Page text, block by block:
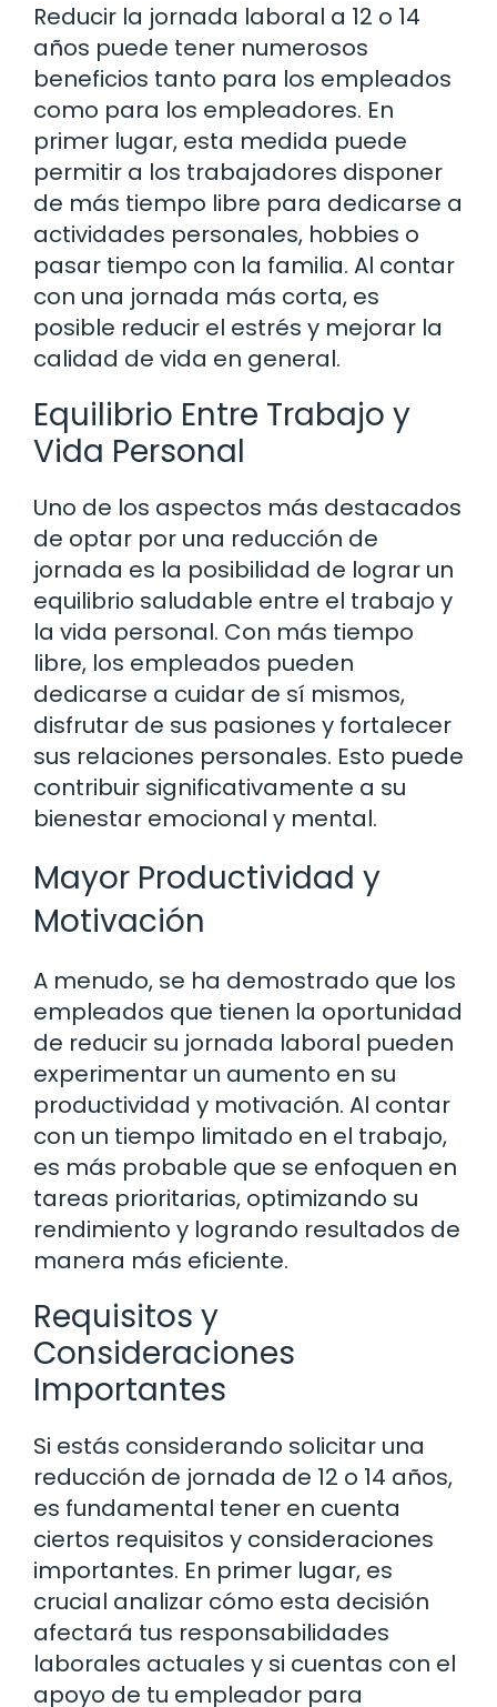
Reducir la jornada laboral a 12 o 14
años puede tener numerosos
beneficios tanto para los empleados
como para los empleadores. En
primer lugar, esta medida puede
permitir a los trabajadores disponer
de más tiempo libre para dedicarse a
actividades personales, hobbies o
pasar tiempo con la familia. Al contar
con una jornada más corta, es
posible reducir el estrés y mejorar la
calidad de vida en general.
Equilibrio Entre Trabajo y
Vida Personal
Uno de los aspectos más destacados
de optar por una reducción de
jornada es la posibilidad de lograr un
equilibrio saludable entre el trabajo y
la vida personal. Con más tiempo
libre, los empleados pueden
dedicarse a cuidar de sí mismos,
disfrutar de sus pasiones y fortalecer
sus relaciones personales. Esto puede
contribuir significativamente a su
bienestar emocional y mental.
Mayor Productividad y
Motivación
A menudo, se ha demostrado que los
empleados que tienen la oportunidad
de reducir su jornada laboral pueden
experimentar un aumento en su
productividad y motivación. Al contar
con un tiempo limitado en el trabajo,
es más probable que se enfoquen en
tareas prioritarias, optimizando su
rendimiento y logrando resultados de
manera más eficiente.
Requisitos y
Consideraciones
Importantes
Si estás considerando solicitar una
reducción de jornada de 12 o 14 años,
es fundamental tener en cuenta
ciertos requisitos y consideraciones
importantes. En primer lugar, es
crucial analizar cómo esta decisión
afectará tus responsabilidades
laborales actuales y si cuentas con el
apoyo de tu empleador para